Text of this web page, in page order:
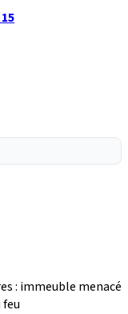
15
: immeuble menacé